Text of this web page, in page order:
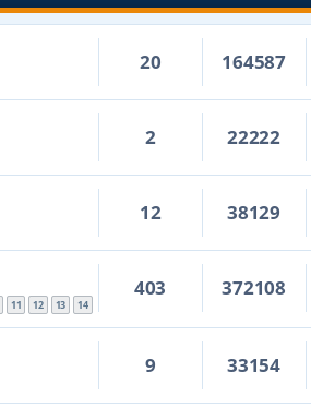
20 164587
2 22222
12 38129
11 12 13 14
403 372108
9 33154